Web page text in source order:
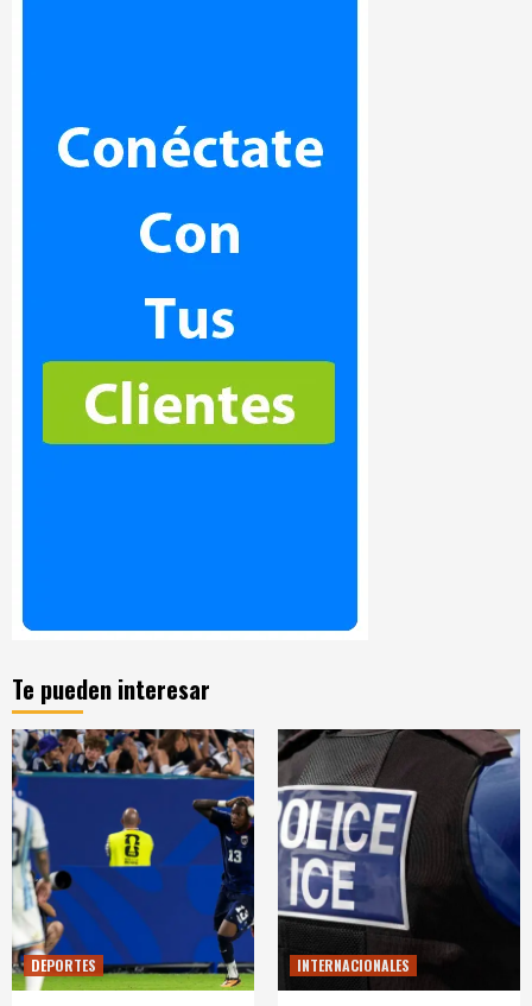
Te pueden interesar
DEPORTES INTERNACIONALES